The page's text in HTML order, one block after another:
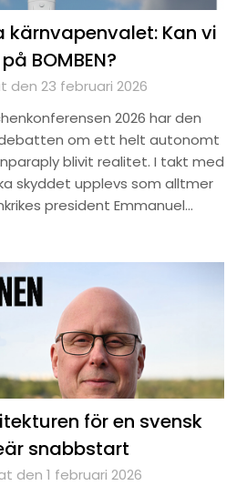
kärnvapenvalet: Kan vi
BOMBEN?
den 23 februari 2026
2026 har den
om ett helt autonomt
blivit realitet. I takt med
skyddet upplevs som alltmer
president Emmanuel…
för en svensk
snabbstart
den 1 februari 2026